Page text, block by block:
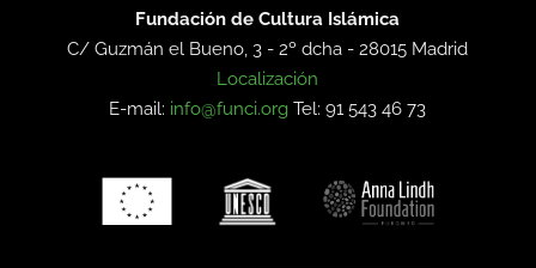
Fundación de Cultura Islámica
C/ Guzmán el Bueno, 3 - 2º dcha -28015 Madrid
Localización
E-mail: info@funci.org Tel: 91 543 46 73